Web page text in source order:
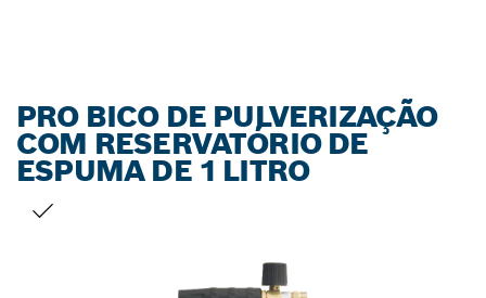
PRO BICO DE PULVERIZAÇÃO
COM RESERVATÓRIO DE
ESPUMA DE 1 LITRO